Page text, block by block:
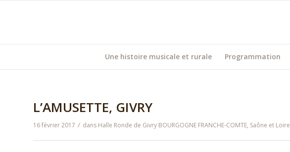
Une histoire musicale et rurale Programmation
L’AMUSETTE, GIVRY
16 février 2017 / dans Halle Ronde de Givry BOURGOGNE FRANCHE-COMTE, Saône et Loire